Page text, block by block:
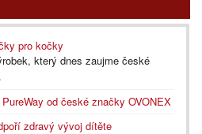
pro kočky
který dnes zaujme české
od české značky OVONEX
zdravý vývoj dítěte